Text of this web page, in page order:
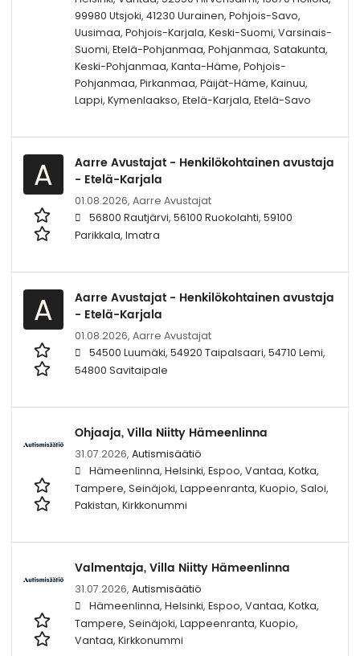
99980 Utsjoki, 41230 Uurainen, Pohjois-Savo,
Uusimaa, Pohjois-Karjala, Keski-Suomi, Varsinais-
Suomi, Etelä-Pohjanmaa, Pohjanmaa, Satakunta,
Keski-Pohjanmaa, Kanta-Häme, Pohjois-
Pohjanmaa, Pirkanmaa, Päijät-Häme, Kainuu,
Lappi, Kymenlaakso, Etelä-Karjala, Etelä-Savo
A
Aarre Avustajat - Henkilökohtainen avustaja
- Etelä-Karjala
01.08.2026, Aarre Avustajat
56800 Rautjärvi, 56100 Ruokolahti, 59100
Parikkala, Imatra
A
Aarre Avustajat - Henkilökohtainen avustaja
- Etelä-Karjala
01.08.2026, Aarre Avustajat
54500 Luumäki, 54920 Taipalsaari, 54710 Lemi,
54800 Savitaipale
Ohjaaja, Villa Niitty Hämeenlinna
31.07.2026, Autismisäätiö
Hämeenlinna, Helsinki, Espoo, Vantaa, Kotka,
Tampere, Seinäjoki, Lappeenranta, Kuopio, Saloi,
Pakistan, Kirkkonummi
Valmentaja, Villa Niitty Hämeenlinna
31.07.2026, Autismisäätiö
Hämeenlinna, Helsinki, Espoo, Vantaa, Kotka,
Tampere, Seinäjoki, Lappeenranta, Kuopio,
Vantaa, Kirkkonummi